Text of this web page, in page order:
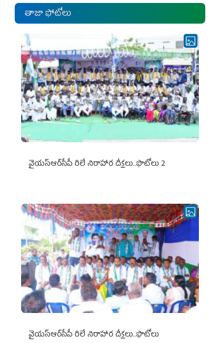
తాజా ఫోటోలు
వైయ‌స్ఆర్‌సీపీ రిలే నిరాహార దీక్షలు..ఫొటోలు 2
వైయ‌స్ఆర్‌సీపీ రిలే నిరాహార దీక్షలు..ఫొటోలు